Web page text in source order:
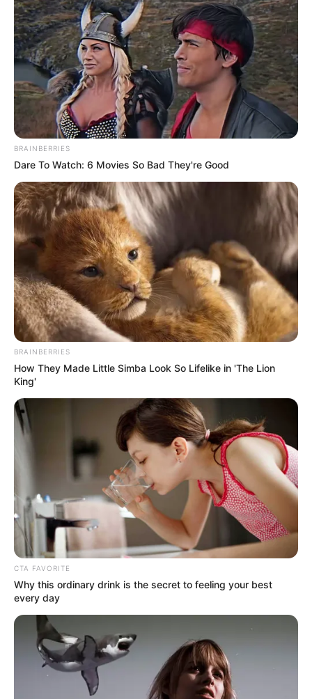
TAGS
ΤΑΥΤΟΤΗΤΑ ΚΑΙ ΕΠΙΚΟΙΝΩΝΙΑ ΟΡΟΙ ΧΡΗΣΗΣ
BRAINBERRIES
Dare To Watch: 6 Movies So Bad They're Good
BRAINBERRIES
How They Made Little Simba Look So Lifelike in 'The Lion
King'
CTA FAVORITE
Why this ordinary drink is the secret to feeling your best
every day